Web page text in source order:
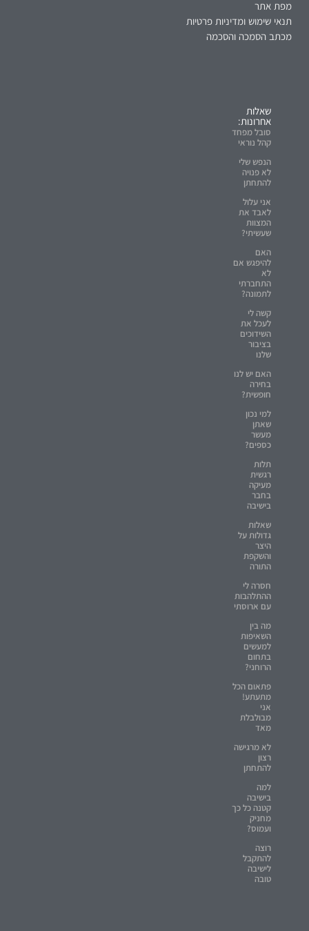
מפת אתר
תנאי שימוש ומדיניות פרטיות
מכתב הסמכה והסכמה
שאלות
אחרונות:
סובל מפחד
קהל נוראי
הנפש שלי
לא פנויה
להתחתן
אני עלול
לאבד את
המצוות
שעשיתי?
האם
להיפגש אם
לא
התחברתי
לתמונה?
קשה לי
לעכל את
השידוכים
בציבור
שלנו
האם יש לנו
בחירה
חופשית?
למי נכון
שאתן
מעשר
כספים?
תלות
רגשית
מעיקה
בחבר
בישיבה
שאלות
גדולות על
היצר
והשקפת
התורה
חסרה לי
ההתלהבות
עם ארוסתי
מה בין
השאיפות
למעשים
בתחום
הרוחני?
פתאום הכל
מתעתע!
אני
מבולבלת
מאד
לא מרגישה
רצון
להתחתן
למה
בישיבה
קטנה כל כך
מחניק
ועמוס?
רוצה
להתקבל
לישיבה
טובה